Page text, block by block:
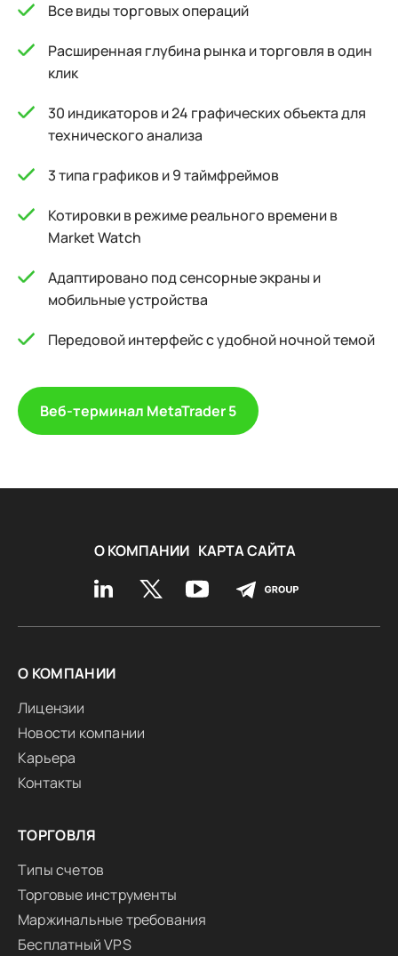
Все виды торговых операций
Расширенная глубина рынка и торговля в один
клик
30 индикаторов и 24 графических объекта для
технического анализа
3 типа графиков и 9 таймфреймов
Котировки в режиме реального времени в
Market Watch
Адаптировано под сенсорные экраны и
мобильные устройства
Передовой интерфейс с удобной ночной темой
Веб-терминал MetaTrader 5
О КОМПАНИИ КАРТА САЙТА
О КОМПАНИИ
Лицензии
Новости компании
Карьера
Контакты
ТОРГОВЛЯ
Типы счетов
Торговые инструменты
Маржинальные требования
Бесплатный VPS